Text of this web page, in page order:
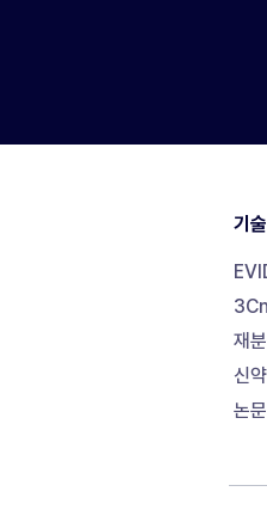
기술
재
신
논문